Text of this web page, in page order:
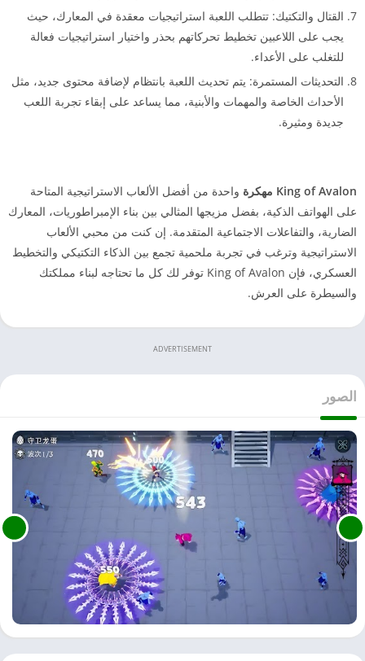
القتال والتكتيك: تتطلب اللعبة استراتيجيات معقدة في المعارك، حيث
يجب على اللاعبين تخطيط تحركاتهم بحذر واختيار استراتيجيات فعالة
للتغلب على الأعداء.
التحديثات المستمرة: يتم تحديث اللعبة بانتظام لإضافة محتوى جديد، مثل
الأحداث الخاصة والمهمات والأبنية، مما يساعد على إبقاء تجربة اللعب
جديدة ومثيرة.
King of Avalon مهكرة
واحدة من أفضل الألعاب الاستراتيجية المتاحة
على الهواتف الذكية، بفضل مزيجها المثالي بين بناء الإمبراطوريات، المعارك
الضارية، والتفاعلات الاجتماعية المتقدمة. إن كنت من محبي الألعاب
الاستراتيجية وترغب في تجربة ملحمية تجمع بين الذكاء التكتيكي والتخطيط
العسكري، فإن King of Avalon توفر لك كل ما تحتاجه لبناء مملكتك
والسيطرة على العرش.
ADVERTISEMENT
الصور